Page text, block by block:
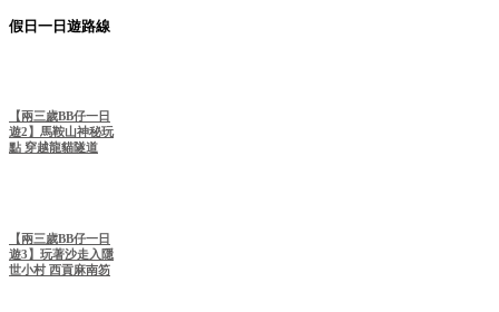
假日一日遊路線
【兩三歲BB仔一日
遊2】馬鞍山神秘玩
點 穿越龍貓隧道
【兩三歲BB仔一日
遊3】玩著沙走入隱
世小村 西貢麻南笏